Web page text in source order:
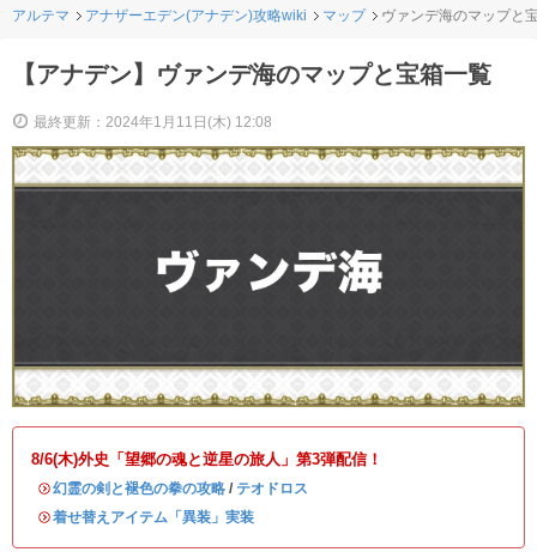
アルテマ アナザーエデン(アナデン)攻略wiki マップ ヴァンデ海のマップと
【アナデン】ヴァンデ海のマップと宝箱一覧
最終更新：2024年1月11日(木) 12:08
8/6(木)外史「望郷の魂と逆星の旅人」第3弾配信！
・幻霊の剣と褪色の拳の攻略 / テオドロス
・着せ替えアイテム「異装」実装